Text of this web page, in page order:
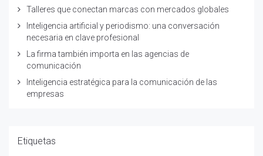
Talleres que conectan marcas con mercados globales
Inteligencia artificial y periodismo: una conversación
necesaria en clave profesional
La firma también importa en las agencias de
comunicación
Inteligencia estratégica para la comunicación de las
empresas
Etiquetas